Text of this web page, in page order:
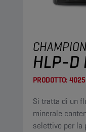
CHAMPION
HLP-D
PRODOTTO: 4025
Si tratta di un
minerale
selettivo per la